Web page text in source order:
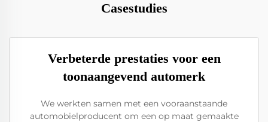
Casestudies
Verbeterde prestaties voor een
toonaangevend automerk
We werkten samen met een vooraanstaande
automobielproducent om een op maat gemaakte